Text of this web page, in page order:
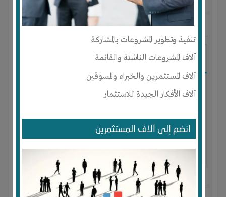
تنفيذ وتطوير المشروعات بالمشاركة
آلاف المشروعات الناشئة والقائمة
آلاف المستثمرين والخبراء والمسوقين
آلاف الأفكار الجيدة للاستثمار
انضم إلى آلاف المستثمرين
المكان :مصر-الإسكندرية ميامى
آخر ظهور: : منذ 3 اشهر
Ibrahim Mostafa
الجنس : ذكر